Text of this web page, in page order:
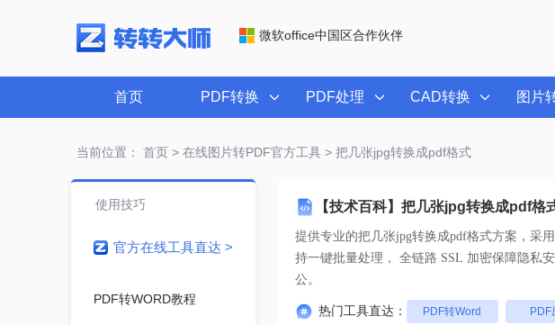
微软office中国区合作伙伴
首页 PDF转换 PDF处理 CAD转换 图片
当前位置： 首页> 在线图片转PDF官方工具> 把几张jpg转换成pdf格式
【技术百科】把几张jpg转换成pdf格
提供专业的把几张jpg转换成pdf格式方案，采
持一键批量处理， 全链路 SSL 加密保
公。
热门工具直达： PDF转Word PDF
使用技巧
官方在线工具直达 >
PDF转WORD教程